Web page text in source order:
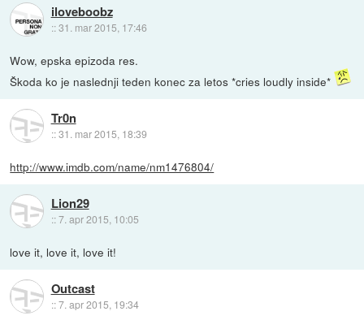
iloveboobz
::31. mar 2015, 17:46
Wow, epska epizoda res.
Škoda ko je naslednji teden konec za letos *cries loudly inside*
Tr0n
::31. mar 2015, 18:39
http://www.imdb.com/name/nm1476804/
Lion29
::7. apr 2015, 10:05
love it, love it, love it!
Outcast
::7. apr 2015, 19:34